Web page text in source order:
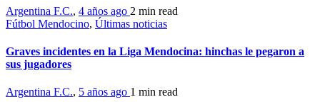
Argentina F.C., 4 años ago 2 min read
Fútbol Mendocino, Últimas noticias
Graves incidentes en la Liga Mendocina: hinchas le pegaron a
sus jugadores
Argentina F.C., 5 años ago 1 min read